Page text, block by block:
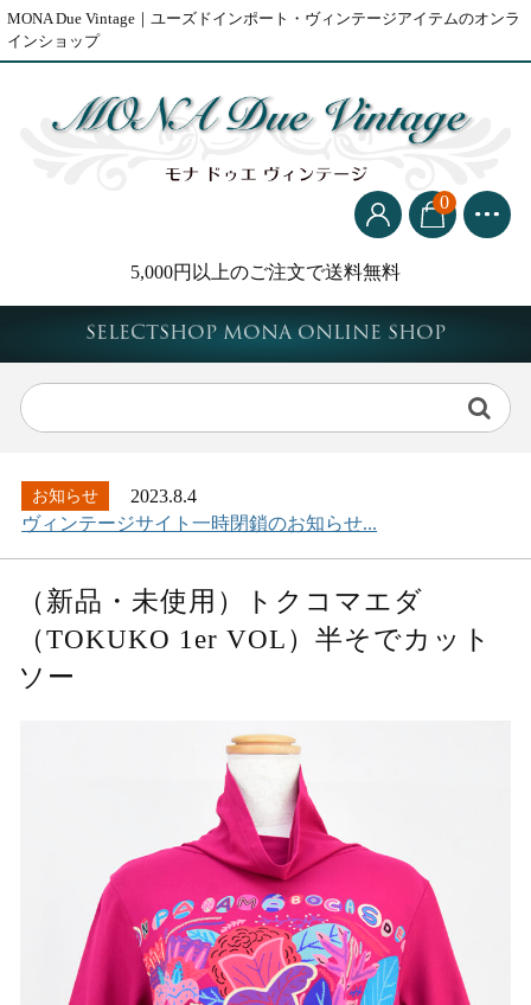
MONA Due Vintage｜ユーズドインポート・ヴィンテージアイテムのオンラ
インショップ
0
5,000円以上のご注文で送料無料
Selectshop MONA Online Shop
お知らせ
2023.8.4
ヴィンテージサイト一時閉鎖のお知らせ...
（新品・未使用）トクコマエダ
（TOKUKO 1er VOL）半そでカット
ソー